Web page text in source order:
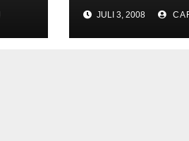
Seasons
JULI 3, 2008